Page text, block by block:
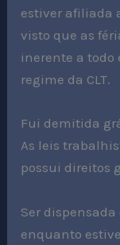
estiver afiliada
visto que as
inerente a todo
regime da CLT.
Fui demitida
As leis
possui direitos
Ser
enquanto